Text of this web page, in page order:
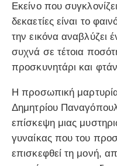
Εκείνο που
δεκαετίες είναι το
την εικόνα αναβλύζει
συχνά σε τέτοια
προσκυνητάρι και
Η προσωπική
Δημητρίου
επίσκεψη μιας
γυναίκας που του
επισκεφθεί τη μονή,